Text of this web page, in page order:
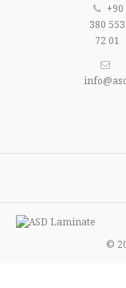
+90
380 553
72 01
©